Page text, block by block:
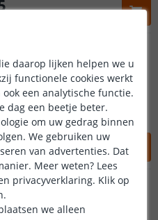
laag 8 mm
aluminium
zonder accessoires
1,5 meter
- 1,5 meter
15 mm
daarop lijken helpen we u
functionele cookies werkt
een analytische functie.
dag een beetje beter.
om uw gedrag binnen
We gebruiken uw
van advertenties. Dat
Meer weten? Lees
privacyverklaring. Klik op
we alleen